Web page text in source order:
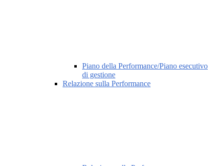
Piano della Performance/Piano esecutivo
di gestione
Relazione sulla Performance